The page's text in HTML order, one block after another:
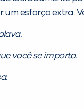
esforço extra.
você se importa.